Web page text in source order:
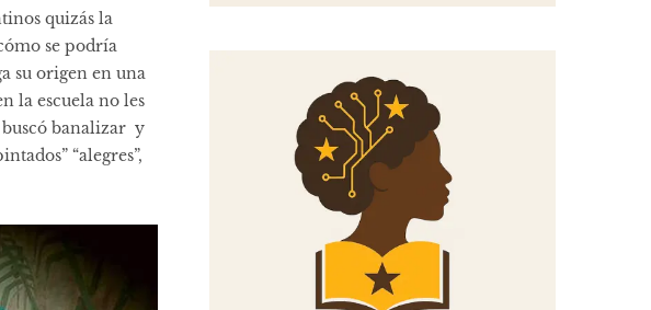
quizás la
se podría
su origen en una
la escuela no les
buscó banalizar y
“alegres”,